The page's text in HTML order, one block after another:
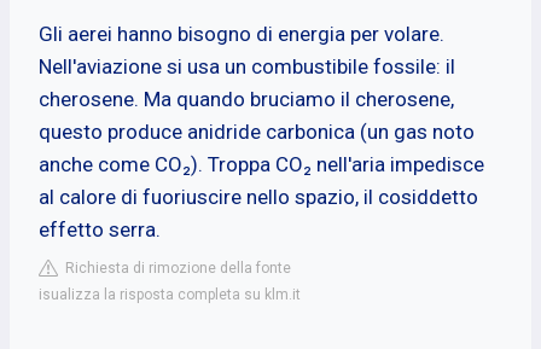
Gli aerei hanno bisogno di energia per volare.
Nell'aviazione si usa un combustibile fossile: il
cherosene. Ma quando bruciamo il cherosene,
questo produce anidride carbonica (un gas noto
anche come CO₂). Troppa CO₂ nell'aria impedisce
al calore di fuoriuscire nello spazio, il cosiddetto
effetto serra.
Richiesta di rimozione della fonte
isualizza la risposta completa su klm.it